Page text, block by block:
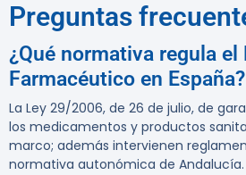
Preguntas
¿Qué normativa regula el
Farmacéutico en España?
La Ley 29/2006, de 26 de julio, de
los medicamentos y productos
marco; además intervienen
normativa autonómica de Andalucía.